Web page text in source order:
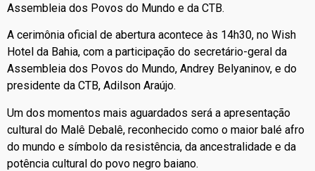
Assembleia dos Povos do Mundo e da CTB.
A cerimônia oficial de abertura acontece às 14h30, no Wish
Hotel da Bahia, com a participação do secretário-geral da
Assembleia dos Povos do Mundo, Andrey Belyaninov, e do
presidente da CTB, Adilson Araújo.
Um dos momentos mais aguardados será a apresentação
cultural do Malê Debalê, reconhecido como o maior balé afro
do mundo e símbolo da resistência, da ancestralidade e da
potência cultural do povo negro baiano.